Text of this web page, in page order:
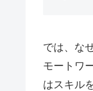
では、な
モートワ
はスキル